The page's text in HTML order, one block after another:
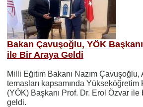
Bakan Çavuşoğlu, YÖK
ile Bir Araya Geldi
Milli Eğitim Bakanı Nazım Çavuşoğlu,
temasları kapsamında Yükseköğretim
(YÖK) Başkanı Prof. Dr. Erol Özvar ile
geldi.